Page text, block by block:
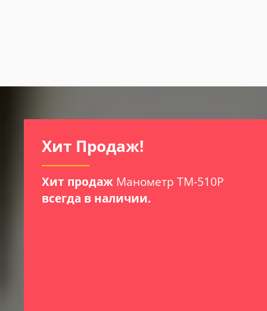
Хит Продаж!
Хит продажМанометр ТМ-510Р
всегда в наличии.